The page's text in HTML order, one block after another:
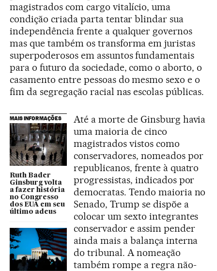
magistrados com cargo vitalício, uma
condição criada parta tentar blindar sua
independência frente a qualquer governos
mas que também os transforma em juristas
superpoderosos em assuntos fundamentais
para o futuro da sociedade, como o aborto, o
casamento entre pessoas do mesmo sexo e o
fim da segregação racial nas escolas públicas.
MAIS INFORMAÇÕES
Ruth Bader
Ginsburg volta
a fazer história
no Congresso
dos EUA em seu
último adeus
Até a morte de Ginsburg havia
uma maioria de cinco
magistrados vistos como
conservadores, nomeados por
republicanos, frente à quatro
progressistas, indicados por
democratas. Tendo maioria no
Senado, Trump se dispõe a
colocar um sexto integrantes
conservador e assim pender
ainda mais a balança interna
do tribunal. A nomeação
também rompe a regra não-